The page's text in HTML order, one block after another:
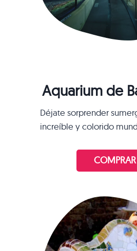
Aquarium de
Déjate sorprender
increíble y colorido
COMPRAR